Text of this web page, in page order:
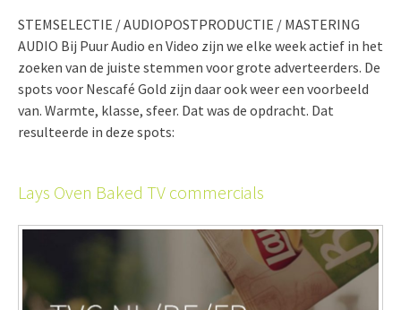
STEMSELECTIE / AUDIOPOSTPRODUCTIE / MASTERING
AUDIO Bij Puur Audio en Video zijn we elke week actief in het
zoeken van de juiste stemmen voor grote adverteerders. De
spots voor Nescafé Gold zijn daar ook weer een voorbeeld
van. Warmte, klasse, sfeer. Dat was de opdracht. Dat
resulteerde in deze spots:
Lays Oven Baked TV commercials